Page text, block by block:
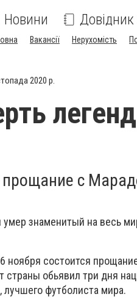
Новини Довідник
Вакансії Нерухомість
2020 р.
с
умер знаменитый на весь
ноября состоится
страны обьявил три дня
лучшего футболиста мира.